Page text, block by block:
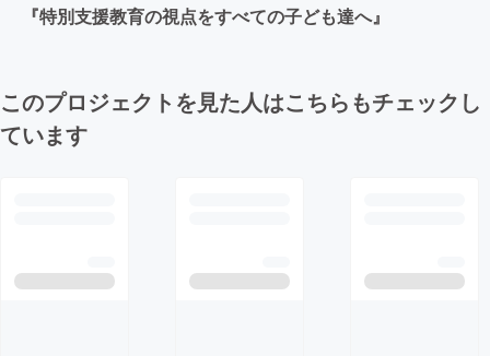
『特別支援教育の視点をすべての子ども達へ』
このプロジェクトを見た人はこちらもチェックし
ています